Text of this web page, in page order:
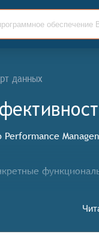
данных
на основе